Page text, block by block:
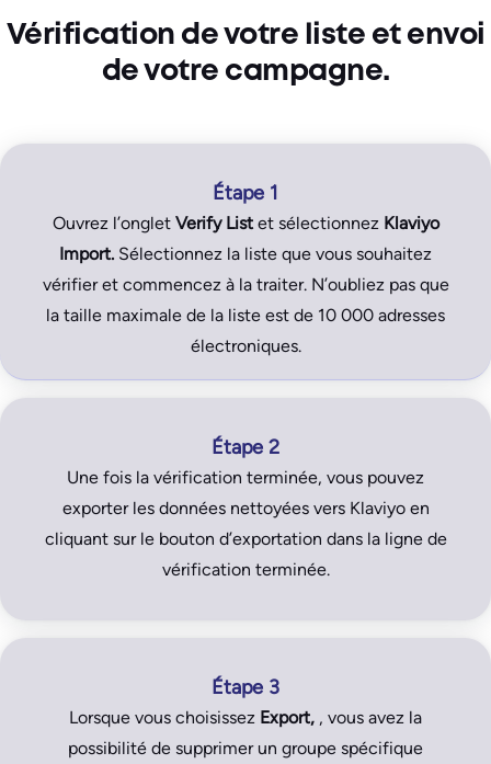
Vérification de votre liste et envoi
de votre campagne.
Étape 1
Ouvrez l’onglet Verify Listet sélectionnez Klaviyo
Import. Sélectionnez la liste que vous souhaitez
vérifier et commencez à la traiter. N’oubliez pas que
la taille maximale de la liste est de 10 000 adresses
électroniques.
Étape 2
Une fois la vérification terminée, vous pouvez
exporter les données nettoyées vers Klaviyo en
cliquant sur le bouton d’exportation dans la ligne de
vérification terminée.
Étape 3
Lorsque vous choisissez Export, , vous avez la
possibilité de supprimer un groupe spécifique